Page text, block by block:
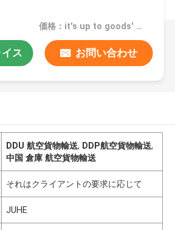
価格：it's up to goods' weight
ス お問い合わせ
DDU 航空貨物輸送, DDP航空貨物輸送,
中国 倉庫 航空貨物輸送
それはクライアントの要求に応じて
JUHE